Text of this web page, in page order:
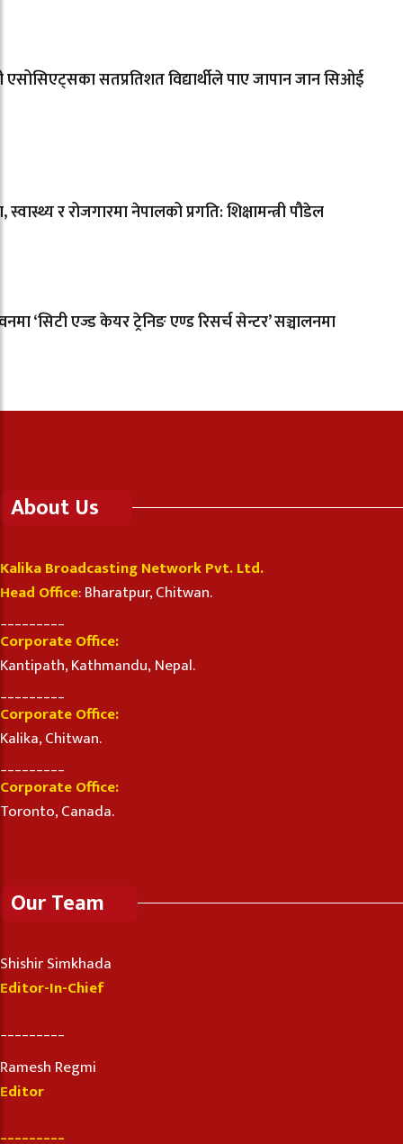
एसोसिएट्सका सतप्रतिशत विद्यार्थीले पाए जापान जान सिओई
स्वास्थ्य र रोजगारमा नेपालको प्रगति: शिक्षामन्त्री पौडेल
‘सिटी एज्ड केयर ट्रेनिङ एण्ड रिसर्च सेन्टर’ सञ्चालनमा
About Us
Kalika Broadcasting Network Pvt. Ltd.
Head Office: Bharatpur, Chitwan.
Corporate Office:
Kantipath, Kathmandu, Nepal.
Corporate Office:
Kalika, Chitwan.
Corporate Office:
Toronto, Canada.
Our Team
Shishir Simkhada
Editor-In-Chief
Ramesh Regmi
Editor